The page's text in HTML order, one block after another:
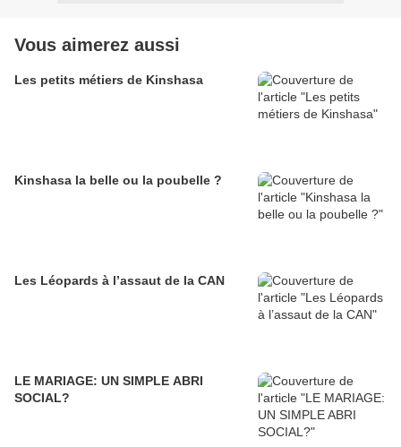
Vous aimerez aussi
Les petits métiers de Kinshasa
Kinshasa la belle ou la poubelle ?
Les Léopards à l’assaut de la CAN
LE MARIAGE: UN SIMPLE ABRI
SOCIAL?